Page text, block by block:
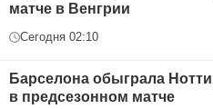
матче в Венгрии
Сегодня 02:10
Барселона обыграла
в предсезонном матче